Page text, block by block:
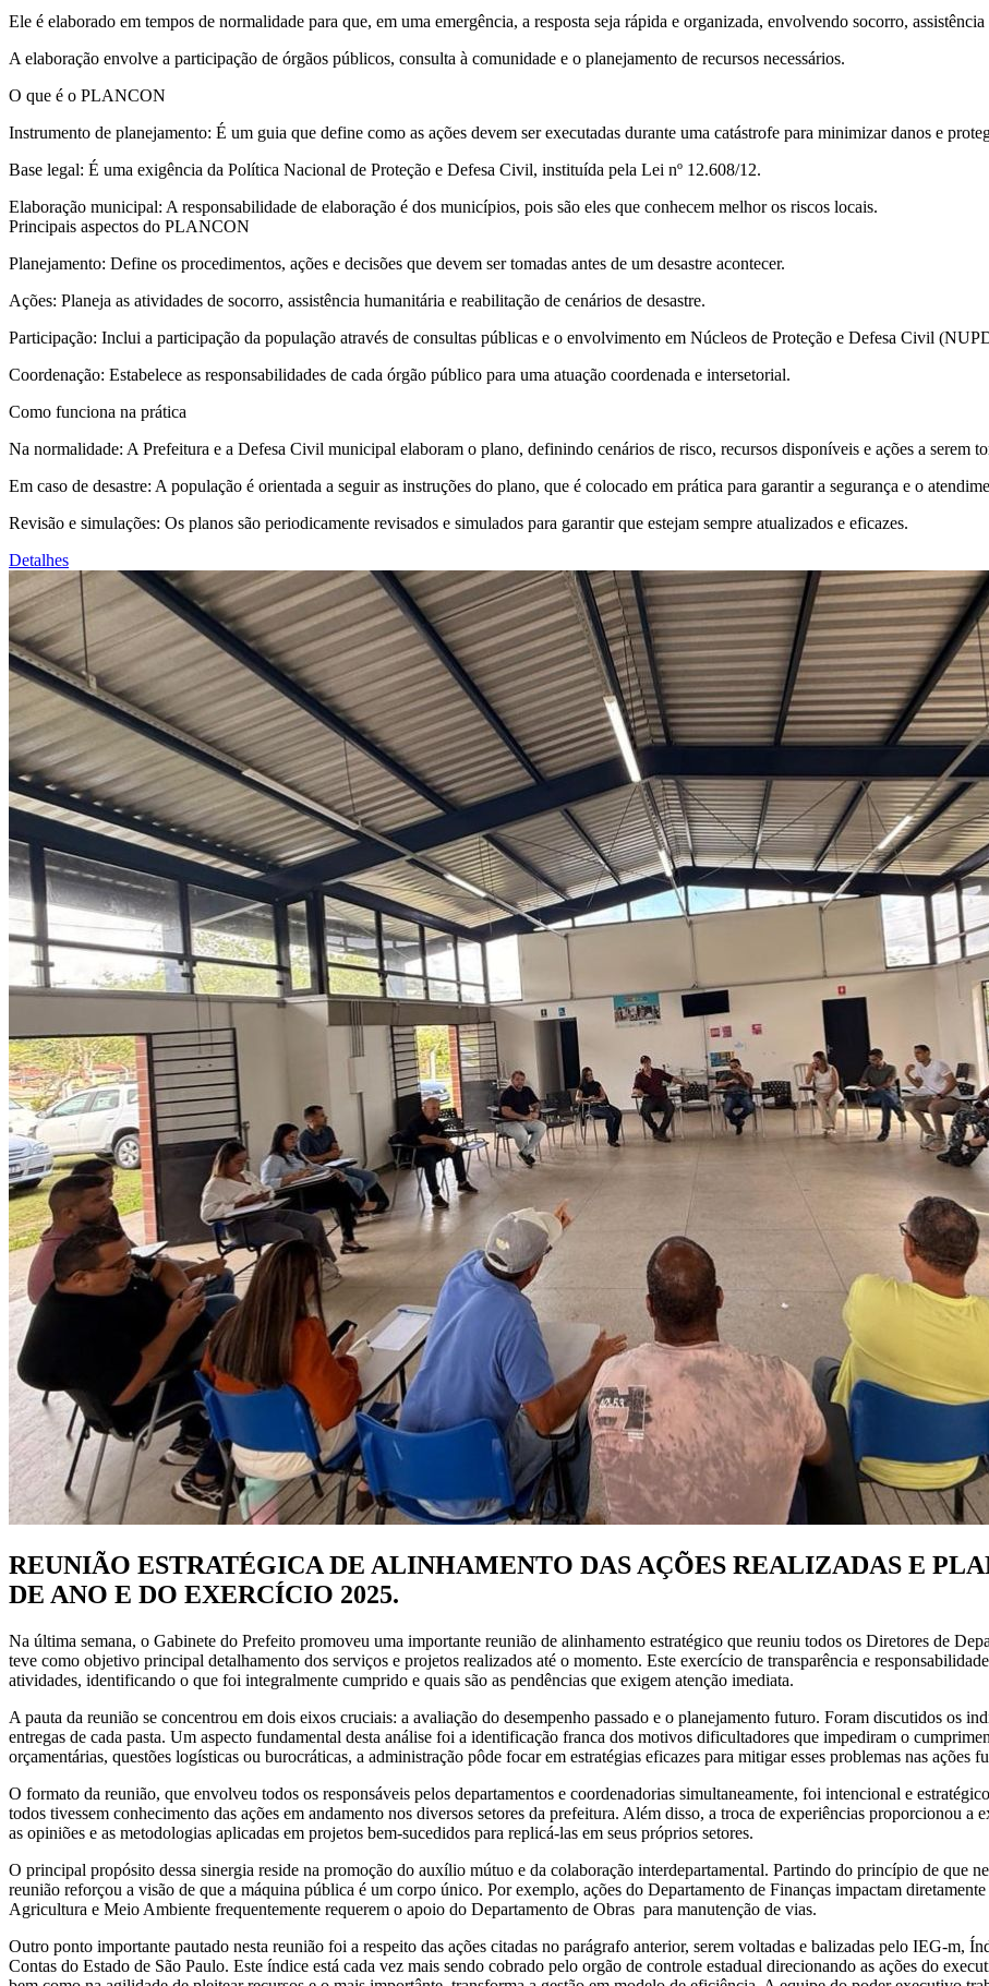
Ele é elaborado em tempos de normalidade para que, em uma emergência, a resposta seja rápida e organizada, envolvendo socorro, assistência
A elaboração envolve a participação de órgãos públicos, consulta à comunidade e o planejamento de recursos necessários.
O que é o PLANCON
Instrumento de planejamento: É um guia que define como as ações devem ser executadas durante uma catástrofe para minimizar danos e
Base legal: É uma exigência da Política Nacional de Proteção e Defesa Civil, instituída pela Lei nº 12.608/12.
Elaboração municipal: A responsabilidade de elaboração é dos municípios, pois são eles que conhecem melhor os riscos locais.
Principais aspectos do PLANCON
Planejamento: Define os procedimentos, ações e decisões que devem ser tomadas antes de um desastre acontecer.
Ações: Planeja as atividades de socorro, assistência humanitária e reabilitação de cenários de desastre.
Participação: Inclui a participação da população através de consultas públicas e o envolvimento em Núcleos de Proteção e Defesa Civil
Coordenação: Estabelece as responsabilidades de cada órgão público para uma atuação coordenada e intersetorial.
Como funciona na prática
Na normalidade: A Prefeitura e a Defesa Civil municipal elaboram o plano, definindo cenários de risco, recursos disponíveis e ações a serem
Em caso de desastre: A população é orientada a seguir as instruções do plano, que é colocado em prática para garantir a segurança e o
Revisão e simulações: Os planos são periodicamente revisados e simulados para garantir que estejam sempre atualizados e eficazes.
Detalhes
REUNIÃO ESTRATÉGICA DE ALINHAMENTO DAS AÇÕES REALIZADAS E
DE ANO E DO EXERCÍCIO 2025.
Na última semana, o Gabinete do Prefeito promoveu uma importante reunião de alinhamento estratégico que reuniu todos os Diretores de
teve como objetivo principal detalhamento dos serviços e projetos realizados até o momento. Este exercício de transparência e
atividades, identificando o que foi integralmente cumprido e quais são as pendências que exigem atenção imediata.
A pauta da reunião se concentrou em dois eixos cruciais: a avaliação do desempenho passado e o planejamento futuro. Foram discutidos os
entregas de cada pasta. Um aspecto fundamental desta análise foi a identificação franca dos motivos dificultadores que impediram o
orçamentárias, questões logísticas ou burocráticas, a administração pôde focar em estratégias eficazes para mitigar esses problemas nas ações
O formato da reunião, que envolveu todos os responsáveis pelos departamentos e coordenadorias simultaneamente, foi intencional e
todos tivessem conhecimento das ações em andamento nos diversos setores da prefeitura. Além disso, a troca de experiências proporcionou a
as opiniões e as metodologias aplicadas em projetos bem-sucedidos para replicá-las em seus próprios setores.
O principal propósito dessa sinergia reside na promoção do auxílio mútuo e da colaboração interdepartamental. Partindo do princípio de que
reunião reforçou a visão de que a máquina pública é um corpo único. Por exemplo, ações do Departamento de Finanças impactam
Agricultura e Meio Ambiente frequentemente requerem o apoio do Departamento de Obras para manutenção de vias.
Outro ponto importante pautado nesta reunião foi a respeito das ações citadas no parágrafo anterior, serem voltadas e balizadas pelo IEG-m,
Contas do Estado de São Paulo. Este índice está cada vez mais sendo cobrado pelo orgão de controle estadual direcionando as ações do